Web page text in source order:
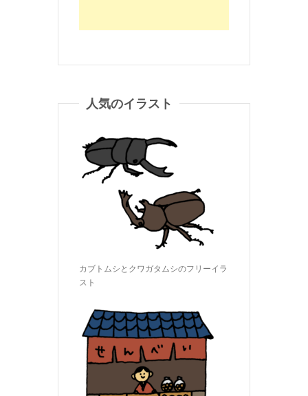
人気のイラスト
カブトムシとクワガタムシのフリーイラ
スト